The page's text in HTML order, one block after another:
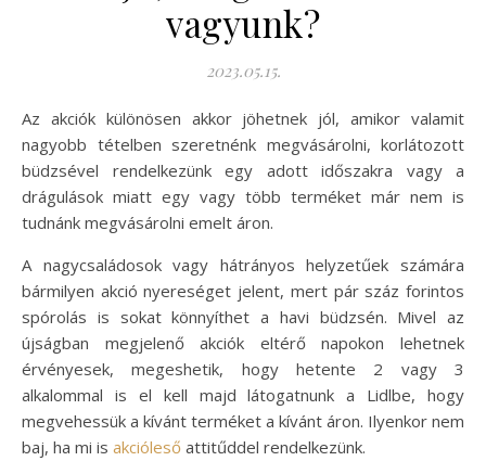
vagyunk?
2023.05.15.
Az akciók különösen akkor jöhetnek jól, amikor valamit
nagyobb tételben szeretnénk megvásárolni, korlátozott
büdzsével rendelkezünk egy adott időszakra vagy a
drágulások miatt egy vagy több terméket már nem is
tudnánk megvásárolni emelt áron.
A nagycsaládosok vagy hátrányos helyzetűek számára
bármilyen akció nyereséget jelent, mert pár száz forintos
spórolás is sokat könnyíthet a havi büdzsén. Mivel az
újságban megjelenő akciók eltérő napokon lehetnek
érvényesek, megeshetik, hogy hetente 2 vagy 3
alkalommal is el kell majd látogatnunk a Lidlbe, hogy
megvehessük a kívánt terméket a kívánt áron. Ilyenkor nem
baj, ha mi is akcióleső attitűddel rendelkezünk.